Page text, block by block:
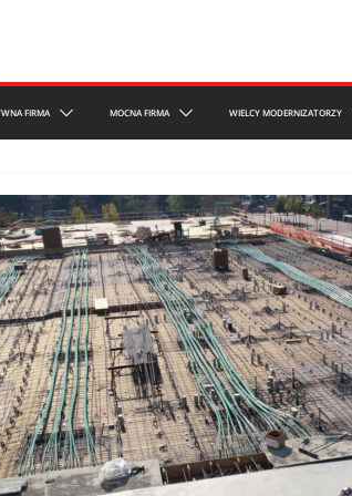
FIRMA MOCNA FIRMA WIELCY MODERNIZATORZY